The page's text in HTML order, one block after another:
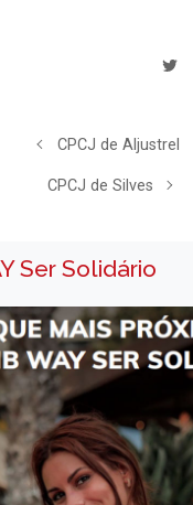
CPCJ de Aljustrel
CPCJ de Silves
Ser Solidário